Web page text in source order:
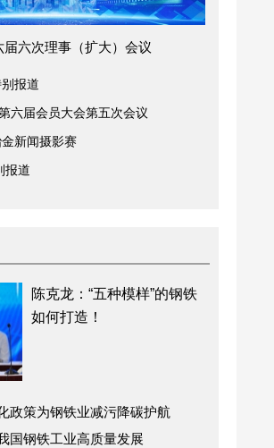
六次理事（扩大）会议
报道
六届会员大会第五次会议
新闻摄影赛
报道
陈克龙：“五种模样”的钢铁
如何打造！
政策为钢铁业减污降碳护航
国钢铁工业高质量发展